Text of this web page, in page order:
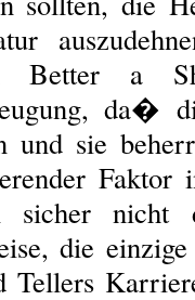
Better a
da�
und sie
Faktor
sicher nicht
die
Tellers